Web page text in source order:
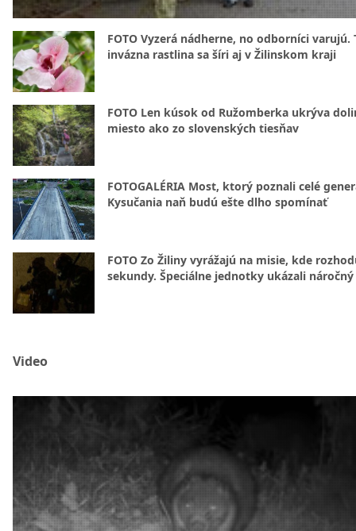
FOTO Vyzerá nádherne, no odborníci varujú.
invázna rastlina sa šíri aj v Žilinskom kraji
FOTO Len kúsok od Ružomberka ukrýva
miesto ako zo slovenských tiesňav
FOTOGALÉRIA Most, ktorý poznali celé
Kysučania naň budú ešte dlho spomínať
FOTO Zo Žiliny vyrážajú na misie, kde
sekundy. Špeciálne jednotky ukázali
Video